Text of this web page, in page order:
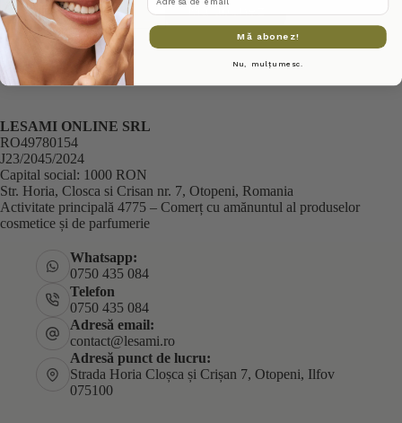
Mă abonez
LESAMI ONLINE SRL
RO49780154
J23/2045/2024
Capital social: 1000 RON
Str. Horia, Closca si Crisan nr. 7, Otopeni, Romania
Activitate principală 4775 – Comerț cu amănuntul al produselor
cosmetice și de parfumerie
Whatsapp:
0750 435 084
Telefon
0750 435 084
Adresă email:
contact@lesami.ro
Adresă punct de lucru:
Strada Horia Cloșca și Crișan 7, Otopeni, Ilfov
075100
Mă abonez!
Nu, mulțumesc.